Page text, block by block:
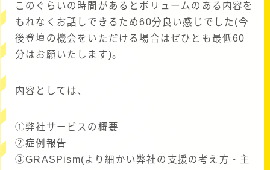
このぐらいの時間があるとボリュームのある内容を
もれなくお話しできるため60分良い感じでした(今
後登壇の機会をいただける場合はぜひとも最低60
分はお願いたします)。
内容としては、
➀弊社サービスの概要
➁症例報告
➂GRASPism(より細かい弊社の支援の考え方・主